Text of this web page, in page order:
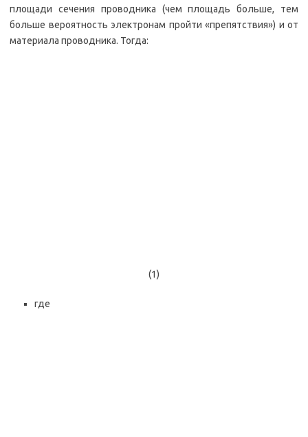
площади сечения проводника (чем площадь больше, тем
больше вероятность электронам пройти «препятствия») и от
материала проводника. Тогда:
(1)
где